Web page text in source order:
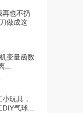
03:40
02:36
再也不扔
做成这
变量函数
...
玩具，
气球...